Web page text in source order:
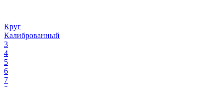
Круг
Калиброванный
3
4
5
6
7